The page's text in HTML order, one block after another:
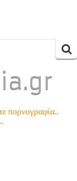
πορνογραφία..